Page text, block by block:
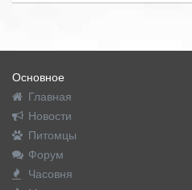
Основное
Главная
Новости
Питомцы
Форум
Часовня